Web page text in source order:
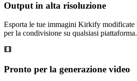
Output in alta risoluzione
Esporta le tue immagini Kirkify modificate
per la condivisione su qualsiasi piattaforma.
Pronto per la generazione video